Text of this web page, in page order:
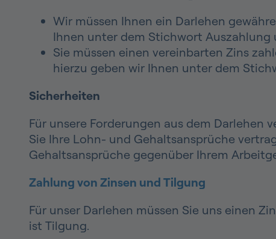
Wir müssen Ihnen ein Darlehen
Ihnen unter dem Stichwort Auszahlung
Sie müssen einen vereinbarten Zins
hierzu geben wir Ihnen unter dem
Sicherheiten
Für unsere Forderungen aus dem
Sie Ihre Lohn- und Gehaltsansprüche
Gehaltsansprüche gegenüber Ihrem
Zahlung von Zinsen und Tilgung
Für unser Darlehen müssen Sie uns einen
ist Tilgung.